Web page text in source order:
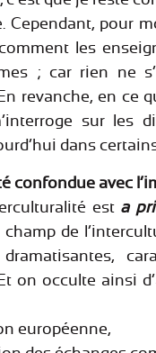
Cependant, pour
les
; car rien ne
revanche, en ce
sur les
dans
confondue avec
esta
de
on occulte ainsi
européenne,